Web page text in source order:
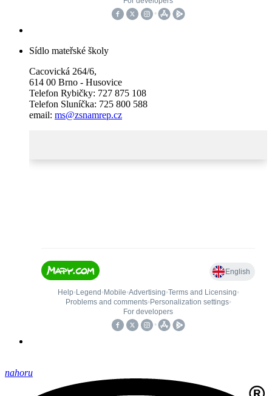
Sídlo mateřské školy
Cacovická 264/6,
614 00 Brno - Husovice
Telefon Rybičky: 727 875 108
Telefon Sluníčka: 725 800 588
email: ms@zsnamrep.cz
nahoru